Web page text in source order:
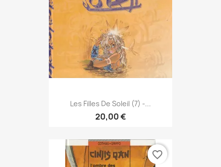
Les Filles De Soleil (7) -...
20,00 €
favorite_border